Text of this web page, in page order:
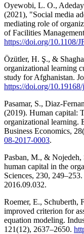
Oyewobi, L. O.,
(2021), "Social media
mediating role of
of Facilities
https://doi.org/10.1108/
Özütler, H. Ş., &
organizational learning
study for Afghanistan.
https://doi.org/
Pasamar, S., Diaz-
(2019). Human capital:
organizational learning.
Business Economics,
08-2017-0003.
Pasban, M., &
human capital in the
Sciences, 230, 249–253.
2016.09.032.
Roemer, E., Schuberth,
improved criterion for
equation modeling.
121(12), 2637–2650.